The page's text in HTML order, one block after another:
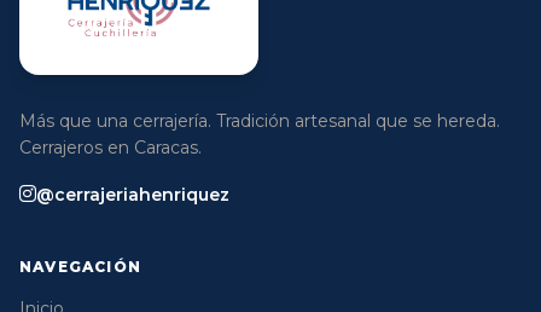
Más que una cerrajería. Tradición artesanal que se hereda.
Cerrajeros en Caracas.
@cerrajeriahenriquez
NAVEGACIÓN